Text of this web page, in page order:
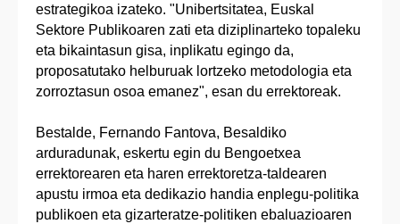
estrategikoa izateko. "Unibertsitatea, Euskal
Sektore Publikoaren zati eta diziplinarteko topaleku
eta bikaintasun gisa, inplikatu egingo da,
proposatutako helburuak lortzeko metodologia eta
zorroztasun osoa emanez", esan du errektoreak.
Bestalde, Fernando Fantova, Besaldiko
arduradunak, eskertu egin du Bengoetxea
errektorearen eta haren errektoretza-taldearen
apustu irmoa eta dedikazio handia enplegu-politika
publikoen eta gizarteratze-politiken ebaluazioaren